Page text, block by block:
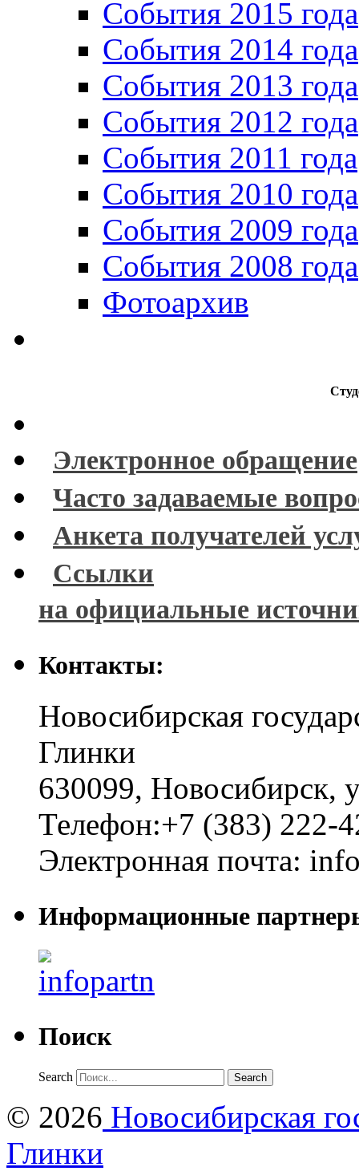
События 2015 года
События 2014 года
События 2013 года
События 2012 года
События 2011 года
События 2010 года
События 2009 года
События 2008 года
Фотоархив
Электронное обращение
Часто задаваемые
Анкета получателей
Ссылки
на официальные
Контакты:
Новосибирская
Глинки
630099, Новосибирск,
Телефон:+7 (383) 222-
Электронная почта:
Информационные
Поиск
Search
© 2026 Новосибирская
Глинки